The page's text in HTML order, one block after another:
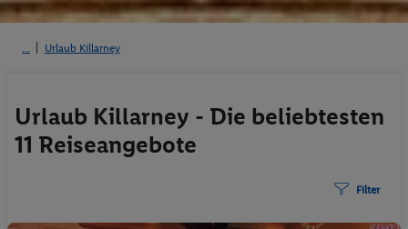
Urlaub Killarney
Urlaub Killarney - Die beliebtesten
11 Reiseangebote
Filter